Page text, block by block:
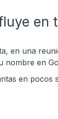
en
en una
en
en pocos